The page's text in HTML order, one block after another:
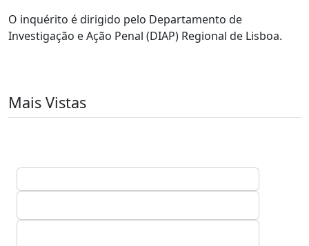
O inquérito é dirigido pelo Departamento de
Investigação e Ação Penal (DIAP) Regional de Lisboa.
Mais Vistas